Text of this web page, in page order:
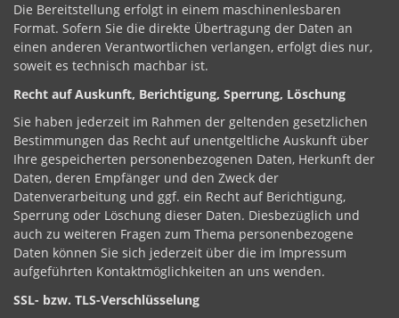
Die Bereitstellung erfolgt in einem maschinenlesbaren
Format. Sofern Sie die direkte Übertragung der Daten an
einen anderen Verantwortlichen verlangen, erfolgt dies nur,
soweit es technisch machbar ist.
Recht auf Auskunft, Berichtigung, Sperrung, Löschung
Sie haben jederzeit im Rahmen der geltenden gesetzlichen
Bestimmungen das Recht auf unentgeltliche Auskunft über
Ihre gespeicherten personenbezogenen Daten, Herkunft der
Daten, deren Empfänger und den Zweck der
Datenverarbeitung und ggf. ein Recht auf Berichtigung,
Sperrung oder Löschung dieser Daten. Diesbezüglich und
auch zu weiteren Fragen zum Thema personenbezogene
Daten können Sie sich jederzeit über die im Impressum
aufgeführten Kontaktmöglichkeiten an uns wenden.
SSL- bzw. TLS-Verschlüsselung